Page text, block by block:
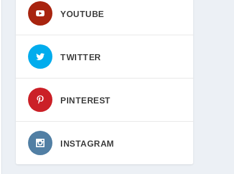
YOUTUBE
TWITTER
PINTEREST
INSTAGRAM